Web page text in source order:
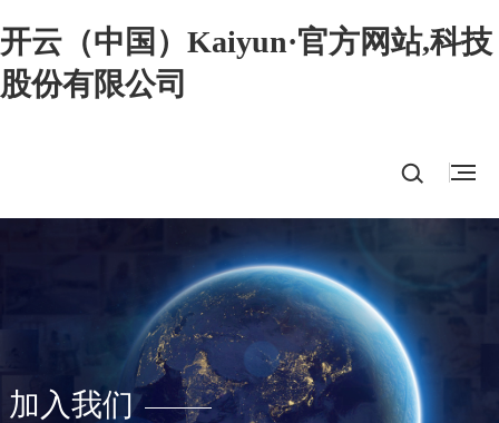
开云（中国）Kaiyun·官方网站,科技
股份有限公司
加入我们